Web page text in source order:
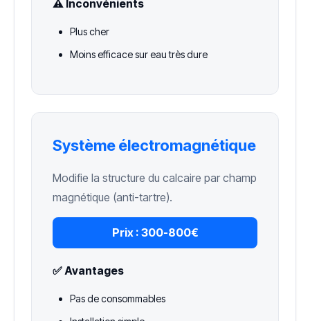
⚠️ Inconvénients
Plus cher
Moins efficace sur eau très dure
Système électromagnétique
Modifie la structure du calcaire par champ
magnétique (anti-tartre).
Prix : 300-800€
✅ Avantages
Pas de consommables